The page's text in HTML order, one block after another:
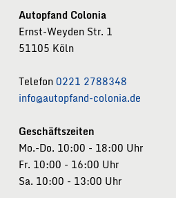
Autopfand Colonia
Ernst-Weyden Str. 1
51105 Köln
Telefon0221 2788348
info@autopfand-colonia.de
Geschäftszeiten
Mo.-Do. 10:00 - 18:00 Uhr
Fr. 10:00 - 16:00 Uhr
Sa. 10:00 - 13:00 Uhr